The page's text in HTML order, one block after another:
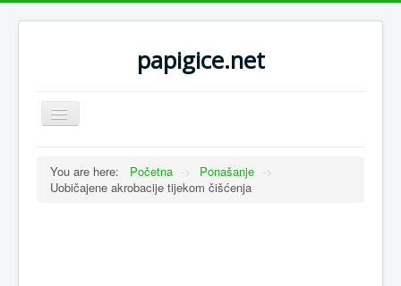
papigice.net
Toggle
Navigation
You are here: Početna -> Ponašanje ->
Uobičajene akrobacije tijekom čišćenja